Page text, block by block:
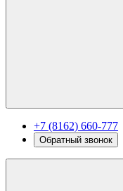
+7 (8162) 660-777
Обратный звонок